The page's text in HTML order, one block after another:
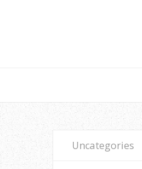
Uncategories